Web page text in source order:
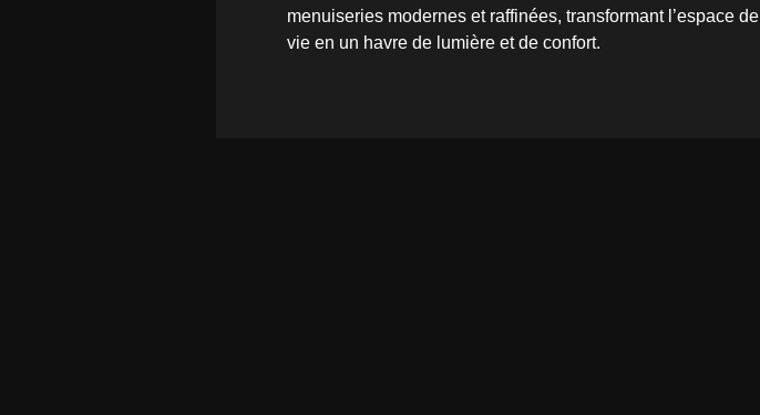
menuiseries modernes et raffinées, transformant l’espace de
vie en un havre de lumière et de confort.